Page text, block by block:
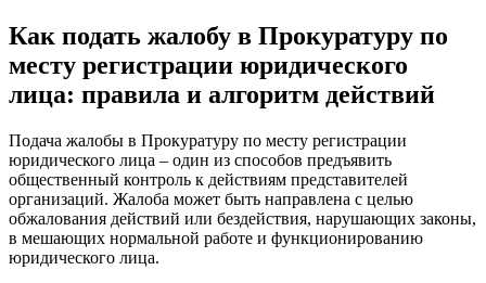
Как подать жалобу в Прокуратуру по
месту регистрации юридического
лица: правила и алгоритм действий
Подача жалобы в Прокуратуру по месту регистрации
юридического лица – один из способов предъявить
общественный контроль к действиям представителей
организаций. Жалоба может быть направлена с целью
обжалования действий или бездействия, нарушающих законы,
в мешающих нормальной работе и функционированию
юридического лица.